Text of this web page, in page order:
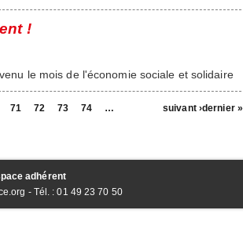
!
le mois de l'économie sociale et solidaire
71 72 73 74 … suivant ›dernier »
adhérent
- Tél. : 01 49 23 70 50